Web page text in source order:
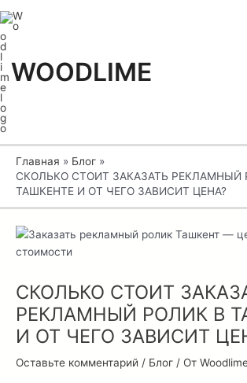
к
содержимому
WOODLIME
Главная
Блог
СКОЛЬКО СТОИТ ЗАКАЗАТЬ РЕКЛАМНЫЙ
ТАШКЕНТЕ И ОТ ЧЕГО ЗАВИСИТ ЦЕНА?
СКОЛЬКО СТОИТ
РЕКЛАМНЫЙ РОЛИК В
И ОТ ЧЕГО ЗАВИСИТ
Оставьте комментарий / Блог / От
navigation